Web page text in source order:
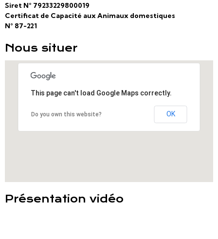
Siret N° 79233229800019
Certificat de Capacité aux Animaux domestiques
N° 87-221
Nous situer
This page can't load Google Maps correctly.
Do you own this website? OK
Présentation vidéo